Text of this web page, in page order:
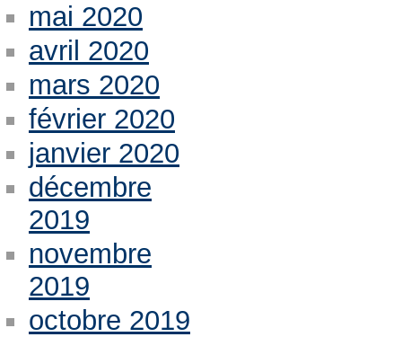
mai 2020
avril 2020
mars 2020
février 2020
janvier 2020
décembre
2019
novembre
2019
octobre 2019